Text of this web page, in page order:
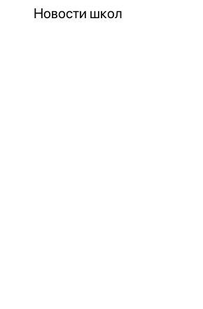
Новости школ